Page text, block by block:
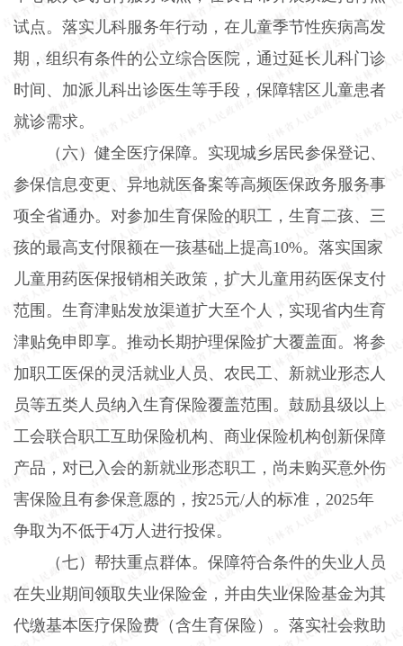
试点。落实儿科服务年行动，在儿童季节性疾病高发
期，组织有条件的公立综合医院，通过延长儿科门诊
时间、加派儿科出诊医生等手段，保障辖区儿童患者
就诊需求。
（六）健全医疗保障。 实现城乡居民参保登记、
参保信息变更、异地就医备案等高频医保政务服务事
项全省通办。对参加生育保险的职工，生育二孩、三
孩的最高支付限额在一孩基础上提高10%。落实国家
儿童用药医保报销相关政策，扩大儿童用药医保支付
范围。生育津贴发放渠道扩大至个人，实现省内生育
津贴免申即享。推动长期护理保险扩大覆盖面。将参
加职工医保的灵活就业人员、农民工、新就业形态人
员等五类人员纳入生育保险覆盖范围。鼓励县级以上
工会联合职工互助保险机构、商业保险机构创新保障
产品，对已入会的新就业形态职工，尚未购买意外伤
害保险且有参保意愿的，按25元/ 人的标准， 2025年
争取为不低于4万人进行投保。
（七）帮扶重点群体。 保障符合条件的失业人员
在失业期间领取失业保险金，并由失业保险基金为其
代缴基本医疗保险费（含生育保险）。落实社会救助